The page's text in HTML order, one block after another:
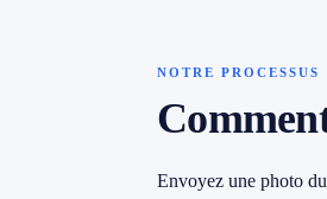
NOTRE PROCESSUS
Envoyez une photo